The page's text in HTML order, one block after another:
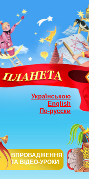
Українською
English
По-русски
ВПРОВАДЖЕННЯ
ТА ВІДЕО-УРОКИ